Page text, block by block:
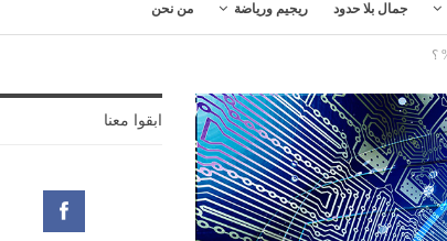
جمال بلا حدود ريجيم ورياضة من نحن
ابقوا معنا